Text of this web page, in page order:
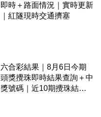
即時＋路面情況｜實時更新
｜紅隧現時交通擠塞
六合彩結果｜8月6日今期
頭獎攪珠即時結果查詢＋中
獎號碼｜近10期攪珠結果